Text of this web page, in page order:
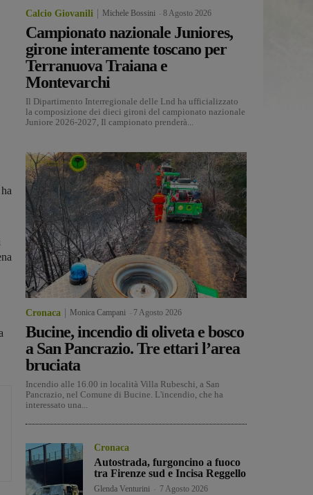
Calcio Giovanili Michele Bossini 8 Agosto 2026
Campionato nazionale Juniores,
girone interamente toscano per
Terranuova Traiana e
Montevarchi
Il Dipartimento Interregionale delle Lnd ha ufficializzato
la composizione dei dieci gironi del campionato nazionale
Juniore 2026-2027, Il campionato prenderà...
Cronaca Monica Campani 7 Agosto 2026
Bucine, incendio di oliveta e bosco
a San Pancrazio. Tre ettari l’area
bruciata
Incendio alle 16.00 in località Villa Rubeschi, a San
Pancrazio, nel Comune di Bucine. L'incendio, che ha
interessato una...
Cronaca
Autostrada, furgoncino a fuoco
tra Firenze sud e Incisa Reggello
Glenda Venturini 7 Agosto 2026